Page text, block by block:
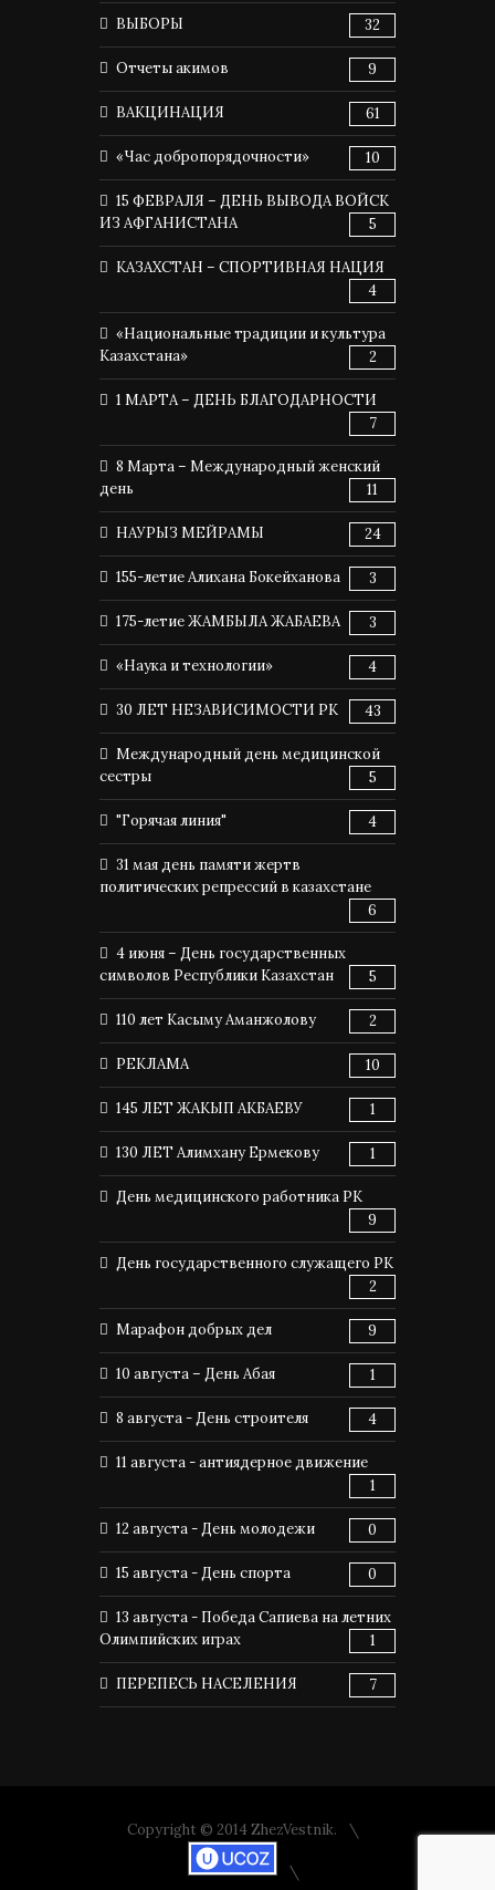
ВЫБОРЫ 32
Отчеты акимов 9
ВАКЦИНАЦИЯ 61
«Час добропорядочности» 10
15 ФЕВРАЛЯ – ДЕНЬ ВЫВОДА ВОЙСК
ИЗ АФГАНИСТАНА
5
КАЗАХСТАН – СПОРТИВНАЯ НАЦИЯ
4
«Национальные традиции и культура
Казахстана»
2
1 МАРТА – ДЕНЬ БЛАГОДАРНОСТИ
7
8 Марта – Международный женский
день
11
НАУРЫЗ МЕЙРАМЫ 24
155-летие Алихана Бокейханова 3
175-летие ЖАМБЫЛА ЖАБАЕВА 3
«Наука и технологии» 4
30 ЛЕТ НЕЗАВИСИМОСТИ РК 43
Международный день медицинской
сестры
5
"Горячая линия" 4
31 мая день памяти жертв
политических репрессий в казахстане
6
4 июня – День государственных
символов Республики Казахстан
5
110 лет Касыму Аманжолову 2
РЕКЛАМА 10
145 ЛЕТ ЖАКЫП АКБАЕВУ 1
130 ЛЕТ Алимхану Ермекову 1
День медицинского работника РК
9
День государственного служащего РК
2
Марафон добрых дел 9
10 августа – День Абая 1
8 августа - День строителя 4
11 августа - антиядерное движение
1
12 августа - День молодежи 0
15 августа - День спорта 0
13 августа - Победа Сапиева на летних
Олимпийских играх
1
ПЕРЕПЕСЬ НАСЕЛЕНИЯ 7
Copyright © 2014 ZhezVestnik.